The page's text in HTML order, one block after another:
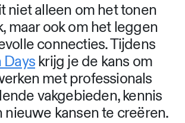
niet alleen om het tonen
maar ook om het leggen
connecties. Tijdens
Dayskrijg je de kans om
met professionals
vakgebieden, kennis
nieuwe kansen te creëren.